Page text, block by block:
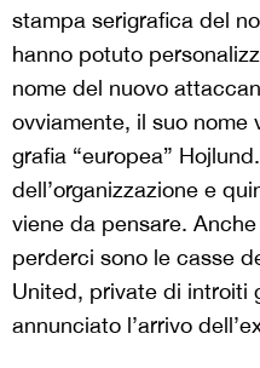
stampa serigrafica del
hanno potuto
nome del nuovo
ovviamente, il suo nome
grafia “europea”
dell’organizzazione e
viene da pensare.
perderci sono le casse
United, private di introiti
annunciato l’arrivo